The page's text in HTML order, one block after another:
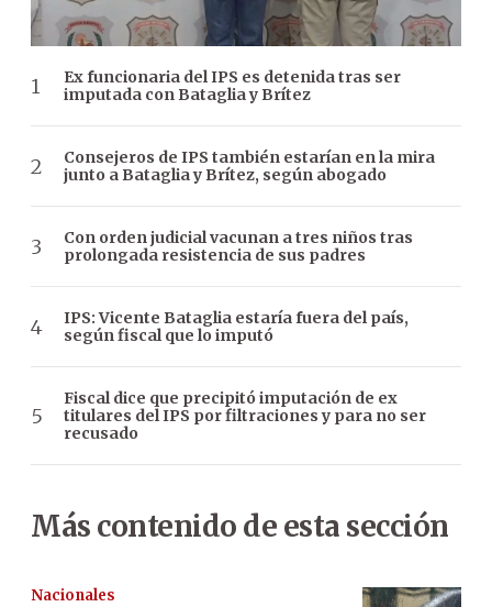
Ex funcionaria del IPS es detenida tras ser
imputada con Bataglia y Brítez
Consejeros de IPS también estarían en la mira
junto a Bataglia y Brítez, según abogado
Con orden judicial vacunan a tres niños tras
prolongada resistencia de sus padres
IPS: Vicente Bataglia estaría fuera del país,
según fiscal que lo imputó
Fiscal dice que precipitó imputación de ex
titulares del IPS por filtraciones y para no ser
recusado
Más contenido de esta sección
Nacionales